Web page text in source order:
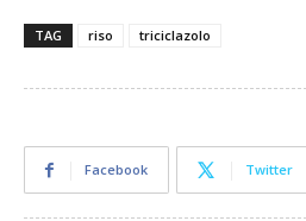
TAG riso triciclazolo
Facebook Twitter